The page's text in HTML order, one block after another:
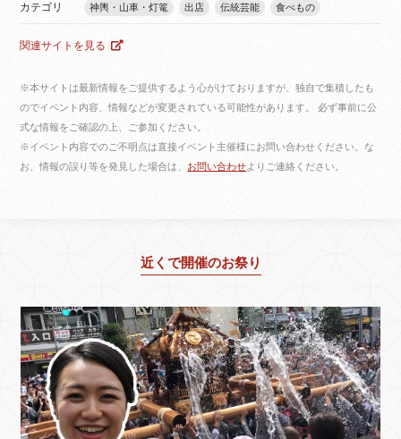
カテゴリ 神輿・山車・灯篭 出店 伝統芸能 食べもの
関連サイトを見る
※本サイトは最新情報をご提供するよう心がけておりますが、独自で集積したも
のでイベント内容、情報などが変更されている可能性があります。 必ず事前に公
式な情報をご確認の上、ご参加ください。
※イベント内容でのご不明点は直接イベント主催様にお問い合わせください。な
お、情報の誤り等を発見した場合は、 お問い合わせよりご連絡ください。
近くで開催のお祭り